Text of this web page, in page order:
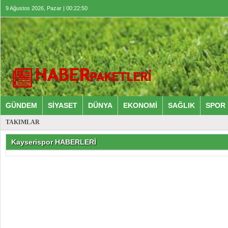
9 Ağustos 2026, Pazar | 00:22:50
GÜNDEM SİYASET DÜNYA EKONOMİ SAĞLIK SPOR
TAKIMLAR
Kayserispor HABERLERİ